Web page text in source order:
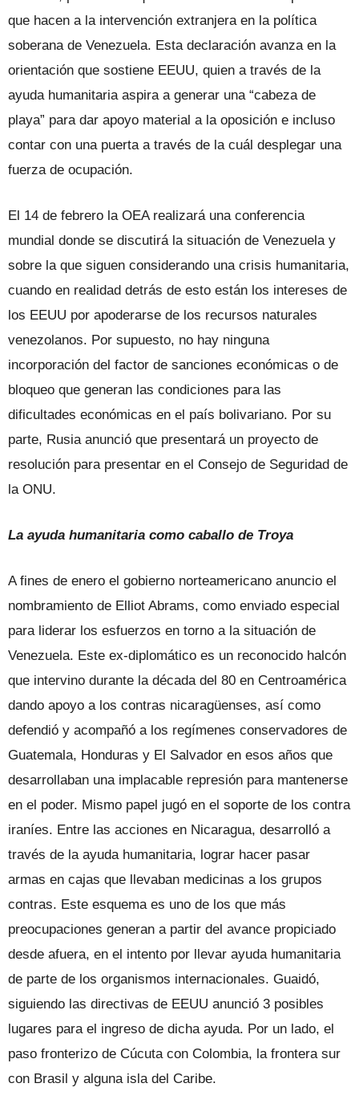
que hacen a la intervención extranjera en la política
soberana de Venezuela. Esta declaración avanza en la
orientación que sostiene EEUU, quien a través de la
ayuda humanitaria aspira a generar una “cabeza de
playa” para dar apoyo material a la oposición e incluso
contar con una puerta a través de la cuál desplegar una
fuerza de ocupación.
El 14 de febrero la OEA realizará una conferencia
mundial donde se discutirá la situación de Venezuela y
sobre la que siguen considerando una crisis humanitaria,
cuando en realidad detrás de esto están los intereses de
los EEUU por apoderarse de los recursos naturales
venezolanos. Por supuesto, no hay ninguna
incorporación del factor de sanciones económicas o de
bloqueo que generan las condiciones para las
dificultades económicas en el país bolivariano. Por su
parte, Rusia anunció que presentará un proyecto de
resolución para presentar en el Consejo de Seguridad de
la ONU.
La ayuda humanitaria como caballo de Troya
A fines de enero el gobierno norteamericano anuncio el
nombramiento de Elliot Abrams, como enviado especial
para liderar los esfuerzos en torno a la situación de
Venezuela. Este ex-diplomático es un reconocido halcón
que intervino durante la década del 80 en Centroamérica
dando apoyo a los contras nicaragüenses, así como
defendió y acompañó a los regímenes conservadores de
Guatemala, Honduras y El Salvador en esos años que
desarrollaban una implacable represión para mantenerse
en el poder. Mismo papel jugó en el soporte de los contra
iraníes. Entre las acciones en Nicaragua, desarrolló a
través de la ayuda humanitaria, lograr hacer pasar
armas en cajas que llevaban medicinas a los grupos
contras. Este esquema es uno de los que más
preocupaciones generan a partir del avance propiciado
desde afuera, en el intento por llevar ayuda humanitaria
de parte de los organismos internacionales. Guaidó,
siguiendo las directivas de EEUU anunció 3 posibles
lugares para el ingreso de dicha ayuda. Por un lado, el
paso fronterizo de Cúcuta con Colombia, la frontera sur
con Brasil y alguna isla del Caribe.